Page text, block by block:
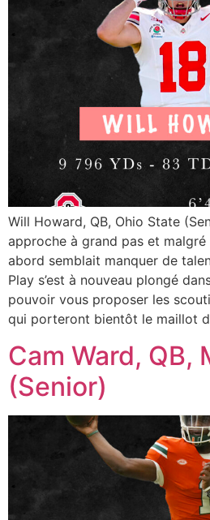
Will Howard, QB, Ohio State
approche à grand pas et
abord semblait manquer de
Play s’est à nouveau plongé
pouvoir vous proposer les
qui porteront bientôt le maillot
Cam Ward, QB,
(Senior)